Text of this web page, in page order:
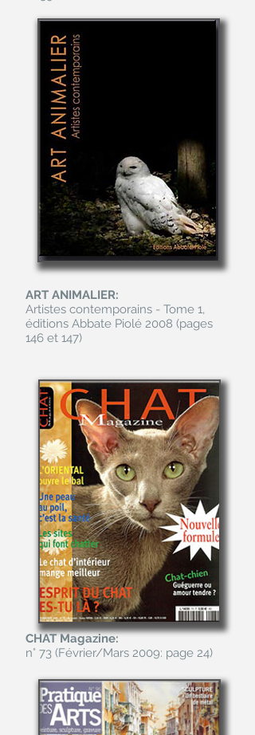
ART ANIMALIER:
Artistes contemporains - Tome 1,
éditions Abbate Piolé 2008 (pages
146 et 147)
CHAT Magazine:
n° 73 (Février/Mars 2009: page 24)